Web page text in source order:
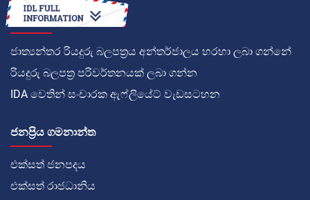
කොහොමද
ජාත්‍යන්තර රියදුරු බලපත්‍රය අන්තර්ජාලය හරහා ලබා ගන්නේ
රියදුරු බලපත්‍ර පරිවර්තනයක් ලබා ගන්න
IDA වෙතින් සංචාරක ඇෆ්ලියේට් වැඩසටහන
ජනප්‍රිය ගමනාන්ත
එක්සත් ජනපදය
එක්සත් රාජධානිය